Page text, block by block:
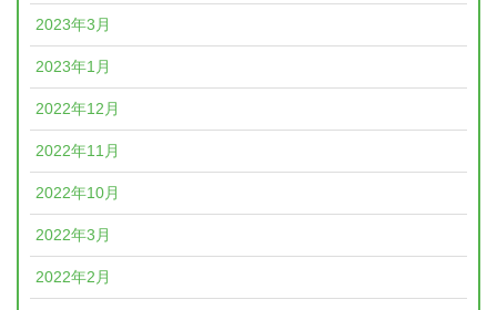
2023年3月
2023年1月
2022年12月
2022年11月
2022年10月
2022年3月
2022年2月